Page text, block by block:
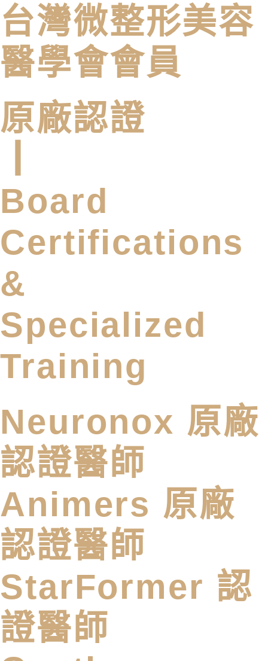
台灣微整形美容
醫學會會員
原廠認證
Board
Certifications
&
Specialized
Training
Neuronox 原廠
認證醫師
Animers 原廠
認證醫師
StarFormer 認
證醫師